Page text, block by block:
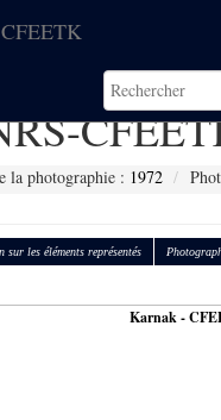
la photographie : 1972
sur les éléments représentés